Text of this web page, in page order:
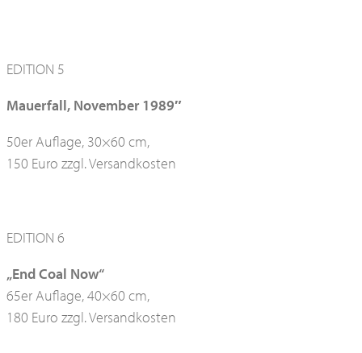
EDITION 5
Mauerfall, November 1989″
50er Auflage, 30×60 cm,
150 Euro zzgl. Versandkosten
EDITION 6
„End Coal Now“
65er Auflage, 40×60 cm,
180 Euro zzgl. Versandkosten